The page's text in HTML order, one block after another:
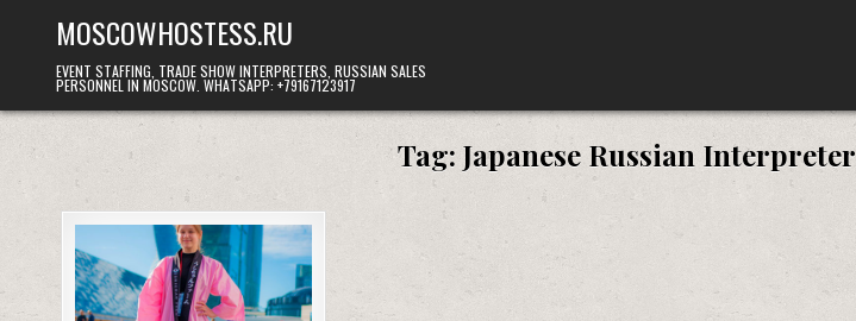
MOSCOWHOSTESS.RU
EVENT STAFFING, TRADE SHOW INTERPRETERS, RUSSIAN SALES
PERSONNEL IN MOSCOW. WHATSAPP: +79167123917
Tag: Japanese Russian Interpreter